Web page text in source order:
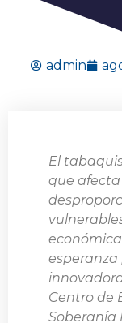
admin
El
que
Centro de
Soberanía